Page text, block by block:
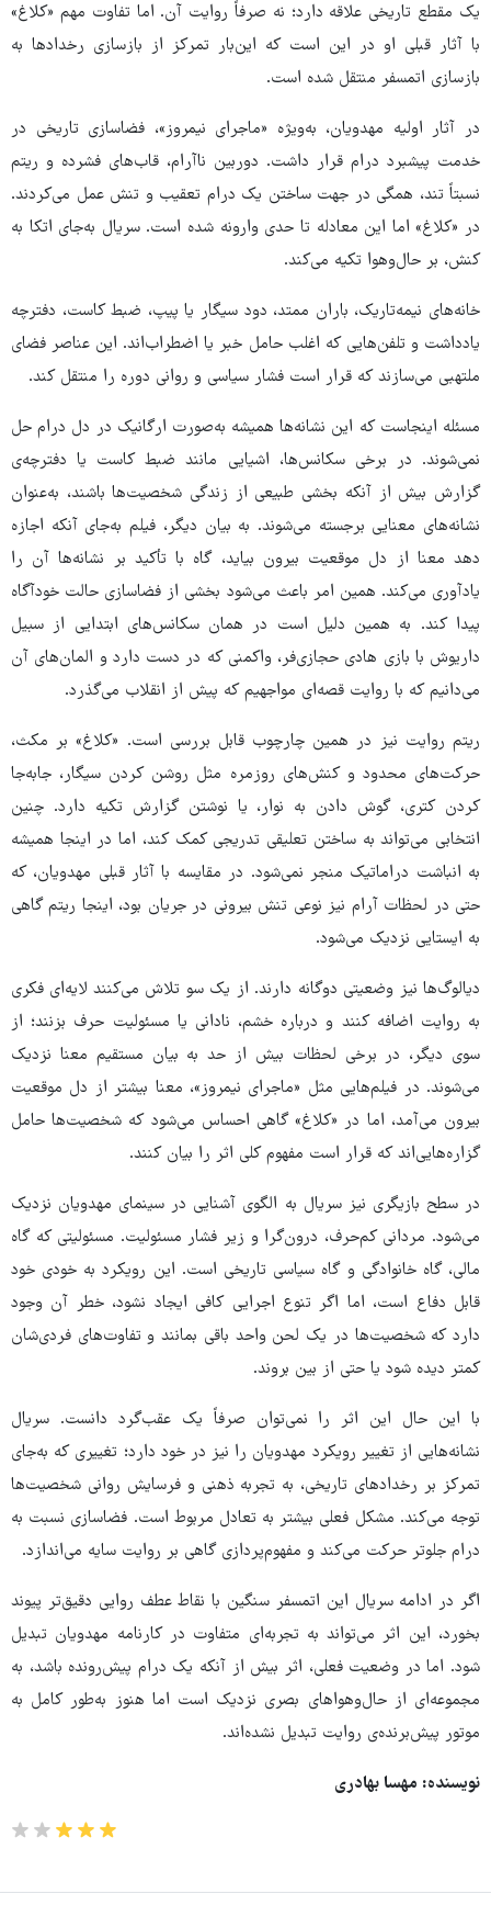
یک مقطع تاریخی علاقه دارد؛ نه صرفاً روایت آن. اما تفاوت مهم «کلاغ»
با آثار قبلی او در این است که این‌بار تمرکز از بازسازی رخدادها به
بازسازی اتمسفر منتقل شده است.
در آثار اولیه‌ مهدویان، به‌ویژه «ماجرای نیمروز»، فضاسازی تاریخی در
خدمت پیشبرد درام قرار داشت. دوربین ناآرام، قاب‌های فشرده و ریتم
نسبتاً تند، همگی در جهت ساختن یک درام تعقیب و تنش عمل می‌کردند.
در «کلاغ» اما این معادله تا حدی وارونه شده است. سریال به‌جای اتکا به
کنش، بر حال‌وهوا تکیه می‌کند.
خانه‌های نیمه‌تاریک، باران ممتد، دود سیگار یا پیپ، ضبط کاست، دفترچه
یادداشت و تلفن‌هایی که اغلب حامل خبر یا اضطراب‌اند. این عناصر فضای
ملتهبی می‌سازند که قرار است فشار سیاسی و روانی دوره را منتقل کند.
مسئله اینجاست که این نشانه‌ها همیشه به‌صورت ارگانیک در دل درام حل
نمی‌شوند. در برخی سکانس‌ها، اشیایی مانند ضبط کاست یا دفترچه‌ی
گزارش بیش از آنکه بخشی طبیعی از زندگی شخصیت‌ها باشند، به‌عنوان
نشانه‌های معنایی برجسته می‌شوند. به بیان دیگر، فیلم به‌جای آنکه اجازه
دهد معنا از دل موقعیت بیرون بیاید، گاه با تأکید بر نشانه‌ها آن را
یادآوری می‌کند. همین امر باعث می‌شود بخشی از فضاسازی حالت خودآگاه
پیدا کند. به همین دلیل است در همان سکانس‌های ابتدایی از سبیل‌
داریوش با بازی هادی حجازی‌فر، واکمنی که در دست دارد و المان‌های آن
می‌دانیم که با روایت قصه‌ای مواجهیم که پیش از انقلاب می‌گذرد.
ریتم روایت نیز در همین چارچوب قابل بررسی است. «کلاغ» بر مکث،
حرکت‌های محدود و کنش‌های روزمره مثل روشن کردن سیگار، جابه‌جا
کردن کتری، گوش دادن به نوار، یا نوشتن گزارش تکیه دارد. چنین
انتخابی می‌تواند به ساختن تعلیقی تدریجی کمک کند، اما در اینجا همیشه
به انباشت دراماتیک منجر نمی‌شود. در مقایسه با آثار قبلی مهدویان، که
حتی در لحظات آرام نیز نوعی تنش بیرونی در جریان بود، اینجا ریتم گاهی
به ایستایی نزدیک می‌شود.
دیالوگ‌ها نیز وضعیتی دوگانه دارند. از یک سو تلاش می‌کنند لایه‌ای فکری
به روایت اضافه کنند و درباره‌ خشم، نادانی یا مسئولیت حرف بزنند؛ از
سوی دیگر، در برخی لحظات بیش از حد به بیان مستقیم معنا نزدیک
می‌شوند. در فیلم‌هایی مثل «ماجرای نیمروز»، معنا بیشتر از دل موقعیت
بیرون می‌آمد، اما در «کلاغ» گاهی احساس می‌شود که شخصیت‌ها حامل
گزاره‌هایی‌اند که قرار است مفهوم کلی اثر را بیان کنند.
در سطح بازیگری نیز سریال به الگوی آشنایی در سینمای مهدویان نزدیک
می‌شود. مردانی کم‌حرف، درون‌گرا و زیر فشار مسئولیت. مسئولیتی که گاه
مالی، گاه خانوادگی و گاه سیاسی تاریخی است. این رویکرد به خودی خود
قابل دفاع است، اما اگر تنوع اجرایی کافی ایجاد نشود، خطر آن وجود
دارد که شخصیت‌ها در یک لحن واحد باقی بمانند و تفاوت‌های فردی‌شان
کمتر دیده شود یا حتی از بین بروند.
با این حال این اثر را نمی‌توان صرفاً یک عقب‌گرد دانست. سریال
نشانه‌هایی از تغییر رویکرد مهدویان را نیز در خود دارد؛ تغییری که به‌جای
تمرکز بر رخدادهای تاریخی، به تجربه‌ ذهنی و فرسایش روانی شخصیت‌ها
توجه می‌کند. مشکل فعلی بیشتر به تعادل مربوط است. فضاسازی نسبت به
درام جلوتر حرکت می‌کند و مفهوم‌پردازی گاهی بر روایت سایه می‌اندازد.
اگر در ادامه‌ سریال این اتمسفر سنگین با نقاط عطف روایی دقیق‌تر پیوند
بخورد، این اثر می‌تواند به تجربه‌ای متفاوت در کارنامه‌ مهدویان تبدیل
شود. اما در وضعیت فعلی، اثر بیش از آنکه یک درام پیش‌رونده باشد، به
مجموعه‌ای از حال‌وهواهای بصری نزدیک است اما هنوز به‌طور کامل به
موتور پیش‌برنده‌ی روایت تبدیل نشده‌اند.
نویسنده: مهسا بهادری